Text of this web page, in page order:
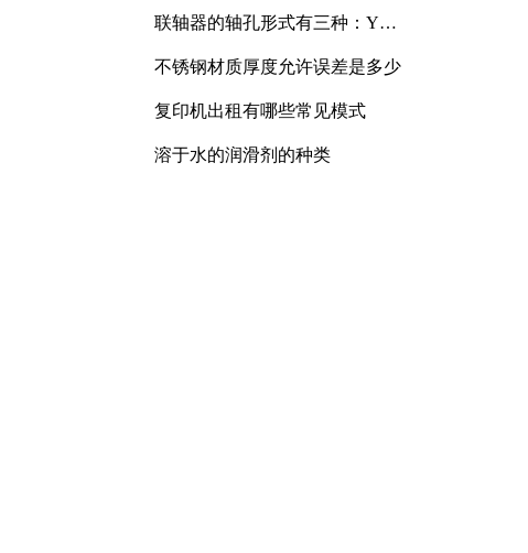
联轴器的轴孔形式有三种：Y
不锈钢材质厚度允许误差是多少
复印机出租有哪些常见模式
溶于水的润滑剂的种类